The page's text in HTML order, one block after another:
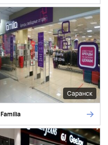
Саранск
Familia